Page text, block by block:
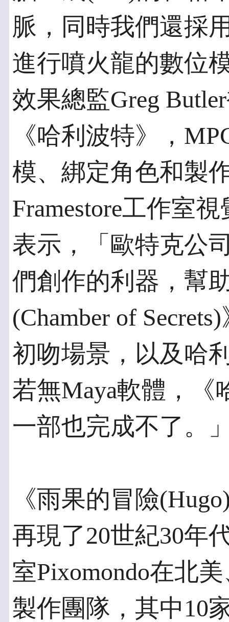
脈，同時我們還採
進行噴火龍的數位
效果總監Greg
《哈利波特》，
模、綁定角色和製
Framestore工作室
表示，「歐特克公
們創作的利器，幫
(Chamber of
初吻場景，以及哈
若無Maya軟體，《
一部也完成不了。
《雨果的冒險
再現了20世紀30年
室Pixomondo在北
製作團隊，其中10